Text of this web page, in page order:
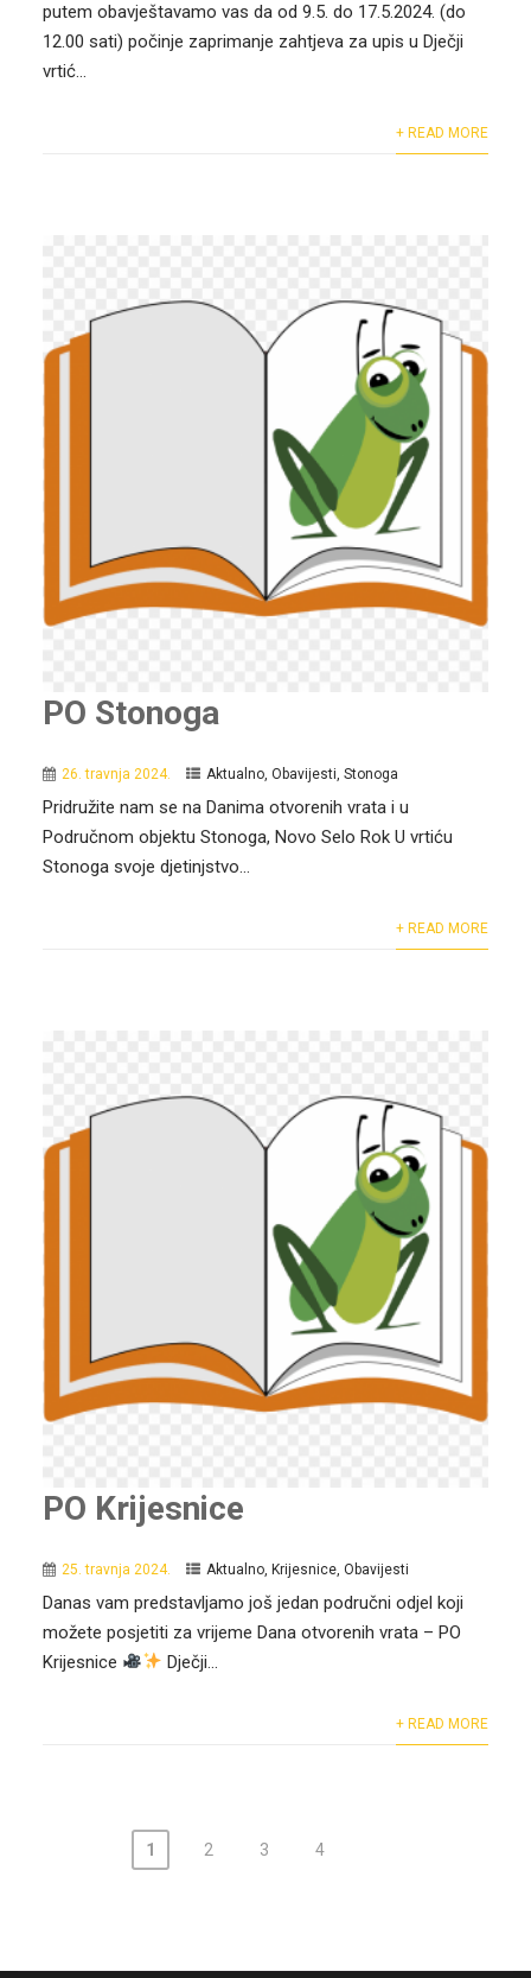
putem obavještavamo vas da od 9.5. do 17.5.2024. (do
12.00 sati) počinje zaprimanje zahtjeva za upis u Dječji
vrtić...
+ READ MORE
PO Stonoga
26. travnja 2024. Aktualno, Obavijesti, Stonoga
Pridružite nam se na Danima otvorenih vrata i u
Područnom objektu Stonoga, Novo Selo Rok U vrtiću
Stonoga svoje djetinjstvo...
+ READ MORE
PO Krijesnice
25. travnja 2024. Aktualno, Krijesnice, Obavijesti
Danas vam predstavljamo još jedan područni odjel koji
možete posjetiti za vrijeme Dana otvorenih vrata – PO
Krijesnice
Dječji...
+ READ MORE
1 2 3 4